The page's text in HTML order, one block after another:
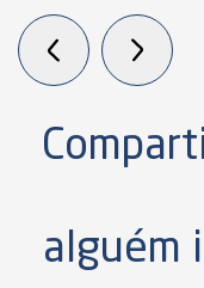
alguém